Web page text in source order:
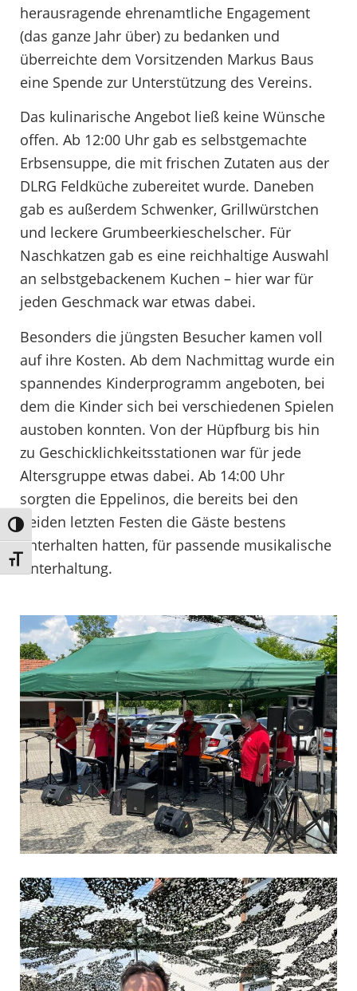
Umschalten auf hohe Kontraste
Schrift vergrößern
herausragende ehrenamtliche Engagement
(das ganze Jahr über) zu bedanken und
überreichte dem Vorsitzenden Markus Baus
eine Spende zur Unterstützung des Vereins.
Das kulinarische Angebot ließ keine Wünsche
offen. Ab 12:00 Uhr gab es selbstgemachte
Erbsensuppe, die mit frischen Zutaten aus der
DLRG Feldküche zubereitet wurde. Daneben
gab es außerdem Schwenker, Grillwürstchen
und leckere Grumbeerkieschelscher. Für
Naschkatzen gab es eine reichhaltige Auswahl
an selbstgebackenem Kuchen – hier war für
jeden Geschmack war etwas dabei.
Besonders die jüngsten Besucher kamen voll
auf ihre Kosten. Ab dem Nachmittag wurde ein
spannendes Kinderprogramm angeboten, bei
dem die Kinder sich bei verschiedenen Spielen
austoben konnten. Von der Hüpfburg bis hin
zu Geschicklichkeitsstationen war für jede
Altersgruppe etwas dabei. Ab 14:00 Uhr
sorgten die Eppelinos, die bereits bei den
beiden letzten Festen die Gäste bestens
unterhalten hatten, für passende musikalische
Unterhaltung.